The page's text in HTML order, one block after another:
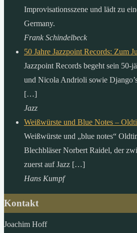
Improvisationsszene und lädt zu
Germany.
Frank Schindelbeck
50 Jahre Jazzpoint Records: Zum
Jazzpoint Records begeht sein 50-
und Nicola Andrioli sowie
[…]
Jazz
Weißwürste und Blue Notes –
Weißwürste und „blue notes“
Blechbläser Norbert Raidel, der
zuerst auf Jazz […]
Hans Kumpf
Kontakt
Joachim Hoff